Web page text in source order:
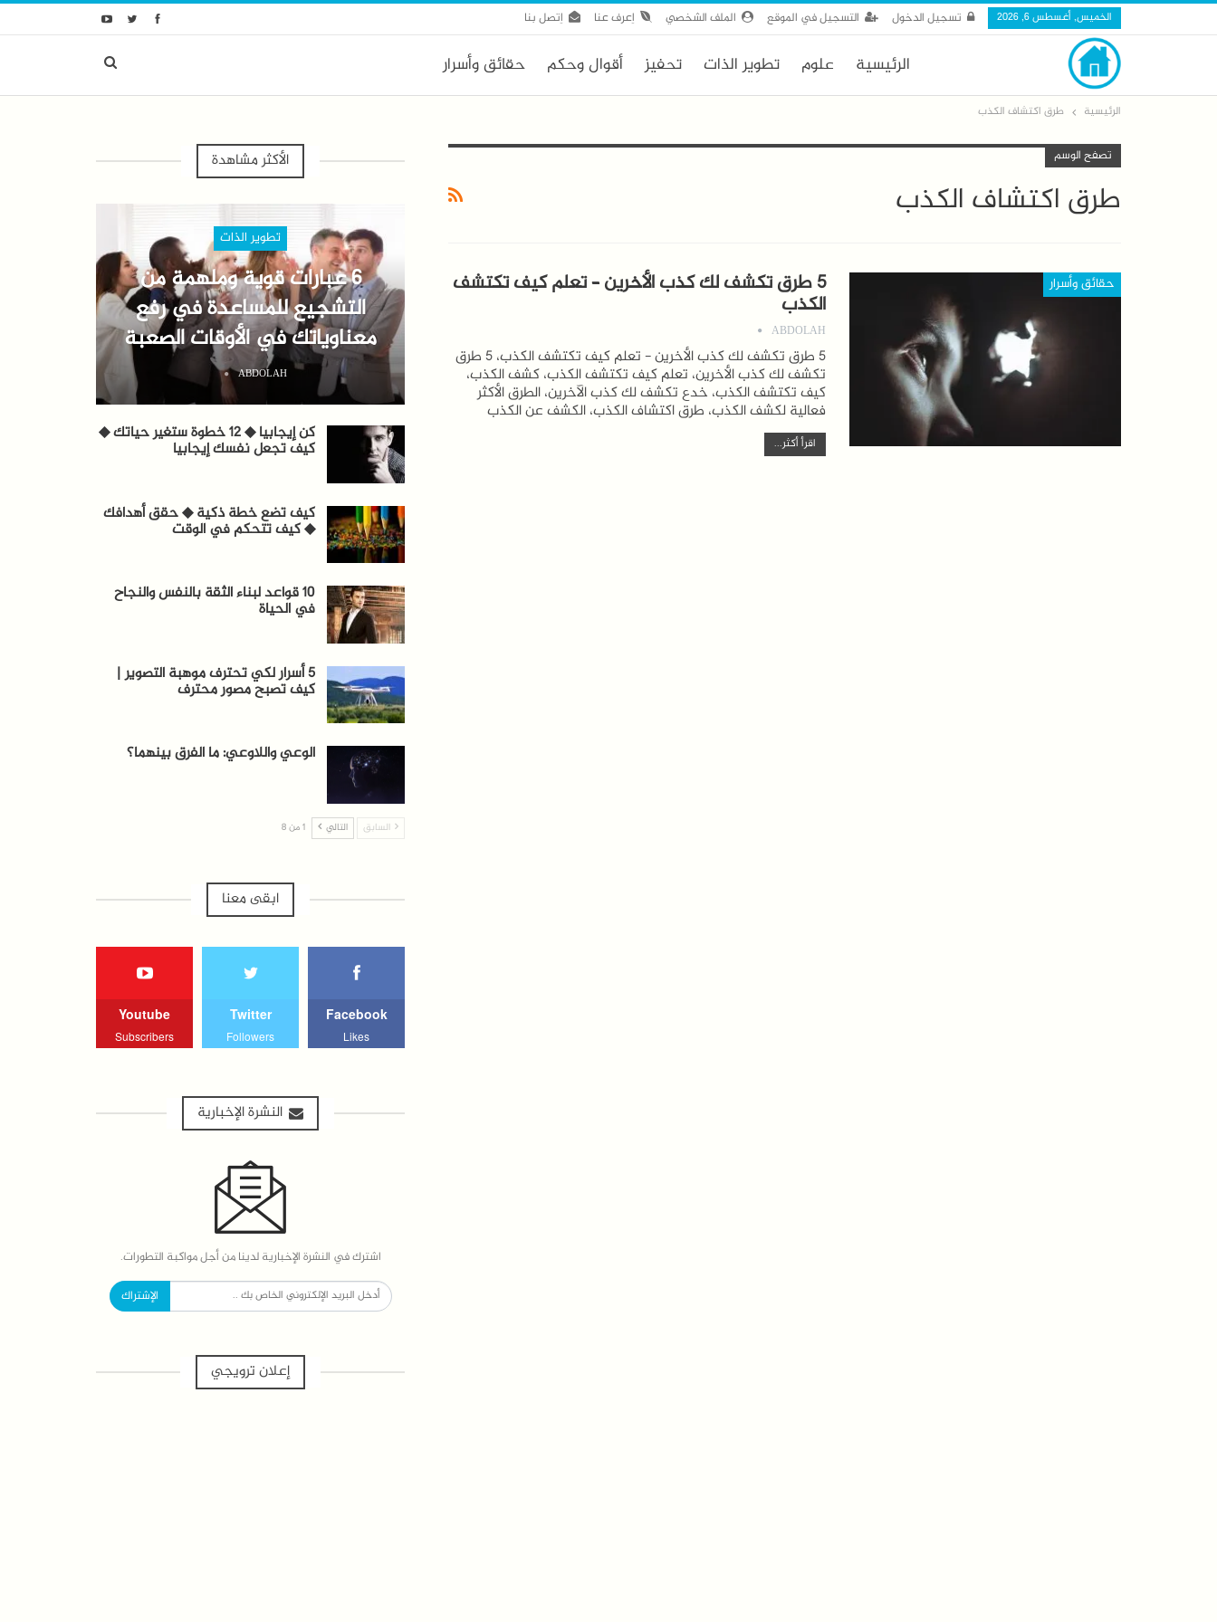
الخميس, أغسطس 6, 2026 تسجيل الدخول التسجيل في الموقع الملف الشخصي اِعرف عنا اِتصل بنا
الرئيسية علوم تطوير الذات تحفيز أقوال وحكم حقائق وأسرار
الرئيسية طرق اكتشاف الكذب
تصفح الوسم
طرق اكتشاف الكذب
حقائق وأسرار 5 طرق تكشف لك كذب الأخرين – تعلم كيف تكتشف
الكذب
ABDOLAH
5 طرق تكشف لك كذب الأخرين - تعلم كيف تكتشف الكذب، 5 طرق
تكشف لك كذب الأخرين، تعلم كيف تكتشف الكذب، كشف الكذب،
كيف تكتشف الكذب، خدع تكشف لك كذب الآخرين، الطرق الأكثر
فعالية لكشف الكذب، طرق اكتشاف الكذب، الكشف عن الكذب
اقرأ أكثر...
الأكثر مشاهدة
تطوير الذات
6 عبارات قوية وملهمة من
التشجيع للمساعدة في رفع
معناوياتك في الأوقات الصعبة
ABDOLAH
كن إيجابيا ◆ 12 خطوة ستغير حياتك ◆
كيف تجعل نفسك إيجابيا
كيف تضع خطة ذكية ◆ حقق أهدافك
◆ كيف تتحكم في الوقت
10 قواعد لبناء الثقة بالنفس والنجاح
في الحياة
5 أسرار لكي تحترف موهبة التصوير |
كيف تصبح مصور محترف
الوعي واللاوعي: ما الفرق بينهما؟
السابق التالي 1 من 8
ابقى معنا
Facebook
Likes
Twitter
Followers
Youtube
Subscribers
النشرة الإخبارية
اشترك في النشرة الإخبارية لدينا من أجل مواكبة التطورات.
الإشتراك
إعلان ترويجي